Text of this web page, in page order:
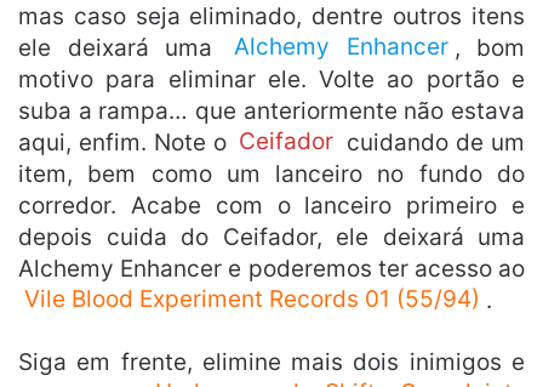
mas caso seja eliminado, dentre outros itens
ele deixará uma
Alchemy Enhancer , bom
motivo para eliminar ele. Volte ao portão e
suba a rampa… que anteriormente não estava
aqui, enfim. Note o Ceifador cuidando de um
item, bem como um lanceiro no fundo do
corredor. Acabe com o lanceiro primeiro e
depois cuida do Ceifador, ele deixará uma
Alchemy Enhancer e poderemos ter acesso ao
Vile Blood Experiment Records 01 (55/94) .
Siga em frente, elimine mais dois inimigos e